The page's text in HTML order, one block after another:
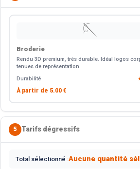
🪡
Broderie
Rendu 3D premium, très durable. Idéal logos
tenues de représentation.
Durabilité
À partir de 5.00 €
5 Tarifs dégressifs
Total sélectionné :Aucune quantité